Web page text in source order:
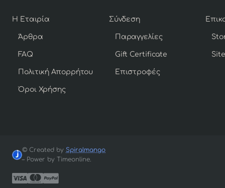
Η Εταιρία
Άρθρα
FAQ
Πολιτική Απορρήτου
Όροι Χρήσης
Σύνδεση
Παραγγελίες
Gift Certificate
Επιστροφές
© Created by Spiralmango
– Power by Timeonline.